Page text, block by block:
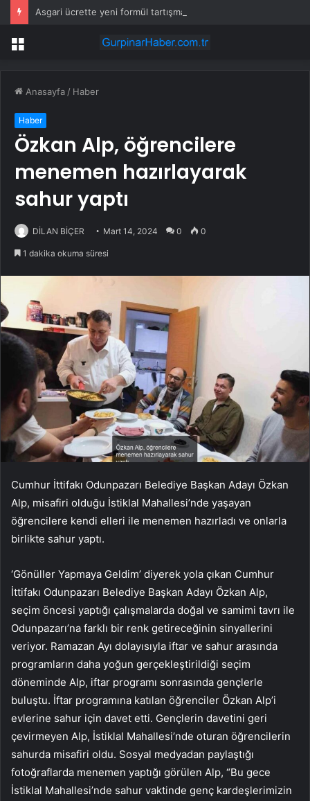
Menü
Anasayfa / Haber
Haber
Özkan Alp, öğrencilere
menemen hazırlayarak
sahur yaptı
DİLAN BİÇER Mart 14, 2024 0 0
1 dakika okuma süresi
Cumhur İttifakı Odunpazarı Belediye Başkan Adayı Özkan
Alp, misafiri olduğu İstiklal Mahallesi’nde yaşayan
öğrencilere kendi elleri ile menemen hazırladı ve onlarla
birlikte sahur yaptı.
‘Gönüller Yapmaya Geldim’ diyerek yola çıkan Cumhur
İttifakı Odunpazarı Belediye Başkan Adayı Özkan Alp,
seçim öncesi yaptığı çalışmalarda doğal ve samimi tavrı ile
Odunpazarı’na farklı bir renk getireceğinin sinyallerini
veriyor. Ramazan Ayı dolayısıyla iftar ve sahur arasında
programların daha yoğun gerçekleştirildiği seçim
döneminde Alp, iftar programı sonrasında gençlerle
buluştu. İftar programına katılan öğrenciler Özkan Alp’i
evlerine sahur için davet etti. Gençlerin davetini geri
çevirmeyen Alp, İstiklal Mahallesi’nde oturan öğrencilerin
sahurda misafiri oldu. Sosyal medyadan paylaştığı
fotoğraflarda menemen yaptığı görülen Alp, “Bu gece
İstiklal Mahallesi’nde sahur vaktinde genç kardeşlerimizin